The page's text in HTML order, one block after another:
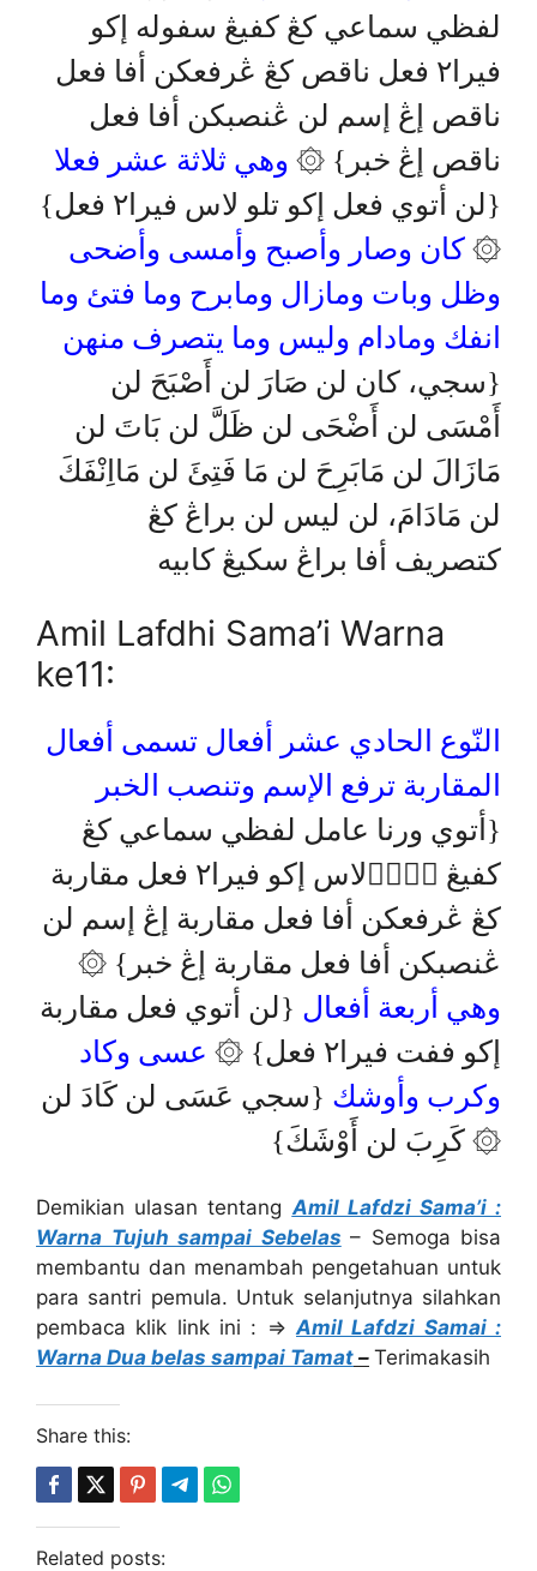
لفظي سماعي كڠ كفيڠ سفوله إكو
فيرا٢ فعل ناقص كڠ ڠرفعكن أفا فعل
ناقص إڠ إسم لن ڠنصبكن أفا فعل
ناقص إڠ خبر} ۞ وهي ثلاثة عشر فعلا
{لن أتوي فعل إكو تلو لاس فيرا٢ فعل}
۞ كان وصار وأصبح وأمسى وأضحى
وظل وبات ومازال ومابرح وما فتئ وما
انفك ومادام وليس وما يتصرف منهن
{سجي، كان لن صَارَ لن أَصْبَحَ لن
أَمْسَى لن أَضْحَى لن ظَلَّ لن بَاتَ لن
مَازَالَ لن مَابَرِحَ لن مَا فَتِئَ لن مَااِنْفَكَ
لن مَادَامَ، لن ليس لن براڠ كڠ
كتصريف أفا براڠ سكيڠ كابيه
Amil Lafdhi Sama’i Warna
ke11:
النّوع الحادي عشر أفعال تسمى أفعال
المقاربة ترفع الإسم وتنصب الخبر
{أتوي ورنا عامل لفظي سماعي كڠ
كفيڠ سۤوۤلاس إكو فيرا٢ فعل مقاربة
كڠ ڠرفعكن أفا فعل مقاربة إڠ إسم لن
ڠنصبكن أفا فعل مقاربة إڠ خبر} ۞
وهي أربعة أفعال {لن أتوي فعل مقاربة
إكو ففت فيرا٢ فعل} ۞
عسى وكاد
وكرب وأوشك {سجي عَسَى لن كَادَ لن
كَرِبَ لن أَوْشَكَ} ۞
Demikian ulasan tentangAmil Lafdzi Sama’i :
Warna Tujuh sampai Sebelas – Semoga bisa
membantu dan menambah pengetahuan untuk
para santri pemula. Untuk selanjutnya silahkan
pembaca klik link ini : ⇒Amil Lafdzi Samai :
Warna Dua belas sampai Tamat – Terimakasih
Share this:
Related posts: